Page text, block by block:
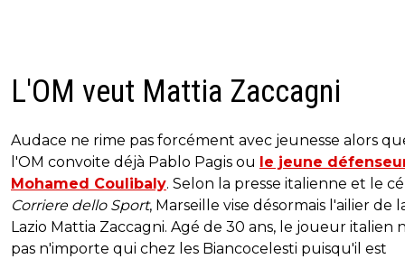
L'OM veut Mattia Zaccagni
Audace ne rime pas forcément avec jeunesse alors
l'OM convoite déjà Pablo Pagis ou
le jeune
Mohamed Coulibaly. Selon la presse italienne et le
Corriere dello Sport, Marseille vise désormais l'ailier de
Lazio Mattia Zaccagni. Agé de 30 ans, le joueur italien
pas n'importe qui chez les Biancocelesti puisqu'il est